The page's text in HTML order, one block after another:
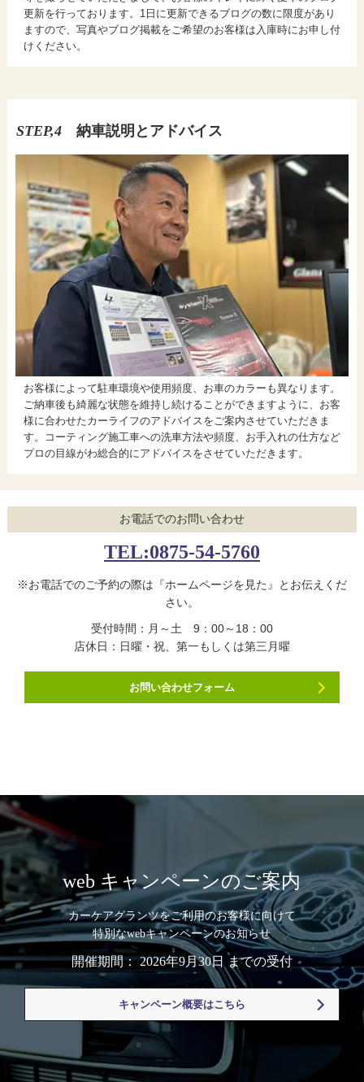
更新を行っております。1日に更新できるブログの数に限度があり
ますので、写真やブログ掲載をご希望のお客様は入庫時にお申し付
けください。
STEP,4納車説明とアドバイス
お客様によって駐車環境や使用頻度、お車のカラーも異なります。
ご納車後も綺麗な状態を維持し続けることができますように、お客
様に合わせたカーライフのアドバイスをご案内させていただきま
す。コーティング施工車への洗車方法や頻度、お手入れの仕方など
プロの目線がわ総合的にアドバイスをさせていただきます。
お電話でのお問い合わせ
TEL:0875-54-5760
※お電話でのご予約の際は『ホームページを見た』とお伝えくだ
さい。
受付時間：月～土 9：00～18：00
店休日：日曜・祝、第一もしくは第三月曜
お問い合わせフォーム
web キャンペーンのご案内
カーケアグランツをご利用のお客様に向けて
特別なwebキャンペーンのお知らせ
開催期間： 2026年9月30日 までの受付
キャンペーン概要はこちら